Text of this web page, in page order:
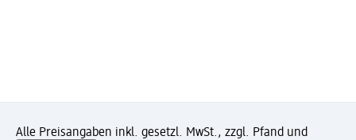
Alle Preisangaben inkl. gesetzl. MwSt., zzgl. Pfand und